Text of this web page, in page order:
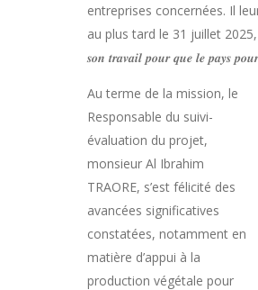
entreprises concernées. Il
au plus tard le 31 juillet 2025,
𝒔𝒐𝒏 𝒕𝒓𝒂𝒗𝒂𝒊𝒍 𝒑𝒐𝒖𝒓 𝒒𝒖𝒆 𝒍𝒆 𝒑𝒂𝒚𝒔
Au terme de la mission, le
Responsable du suivi-
évaluation du projet,
monsieur Al Ibrahim
TRAORE, s’est félicité des
avancées significatives
constatées, notamment en
matière d’appui à la
production végétale pour